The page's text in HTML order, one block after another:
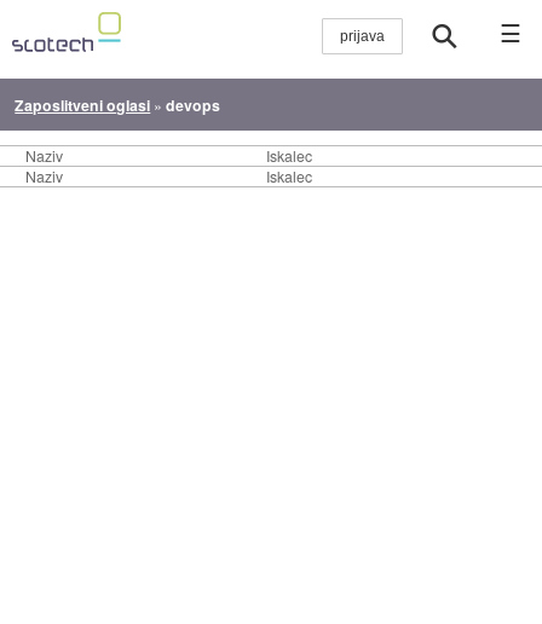
☰
Zaposlitveni oglasi »devops
Naziv
Iskalec
Naziv
Iskalec